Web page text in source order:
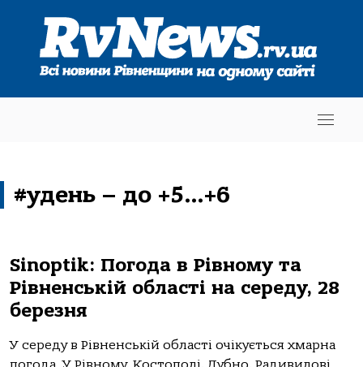
#удень – до +5…+6
Sinoptik: Погода в Рівному та
Рівненській області на середу, 28
березня
У середу в Рівненській області очікується хмарна